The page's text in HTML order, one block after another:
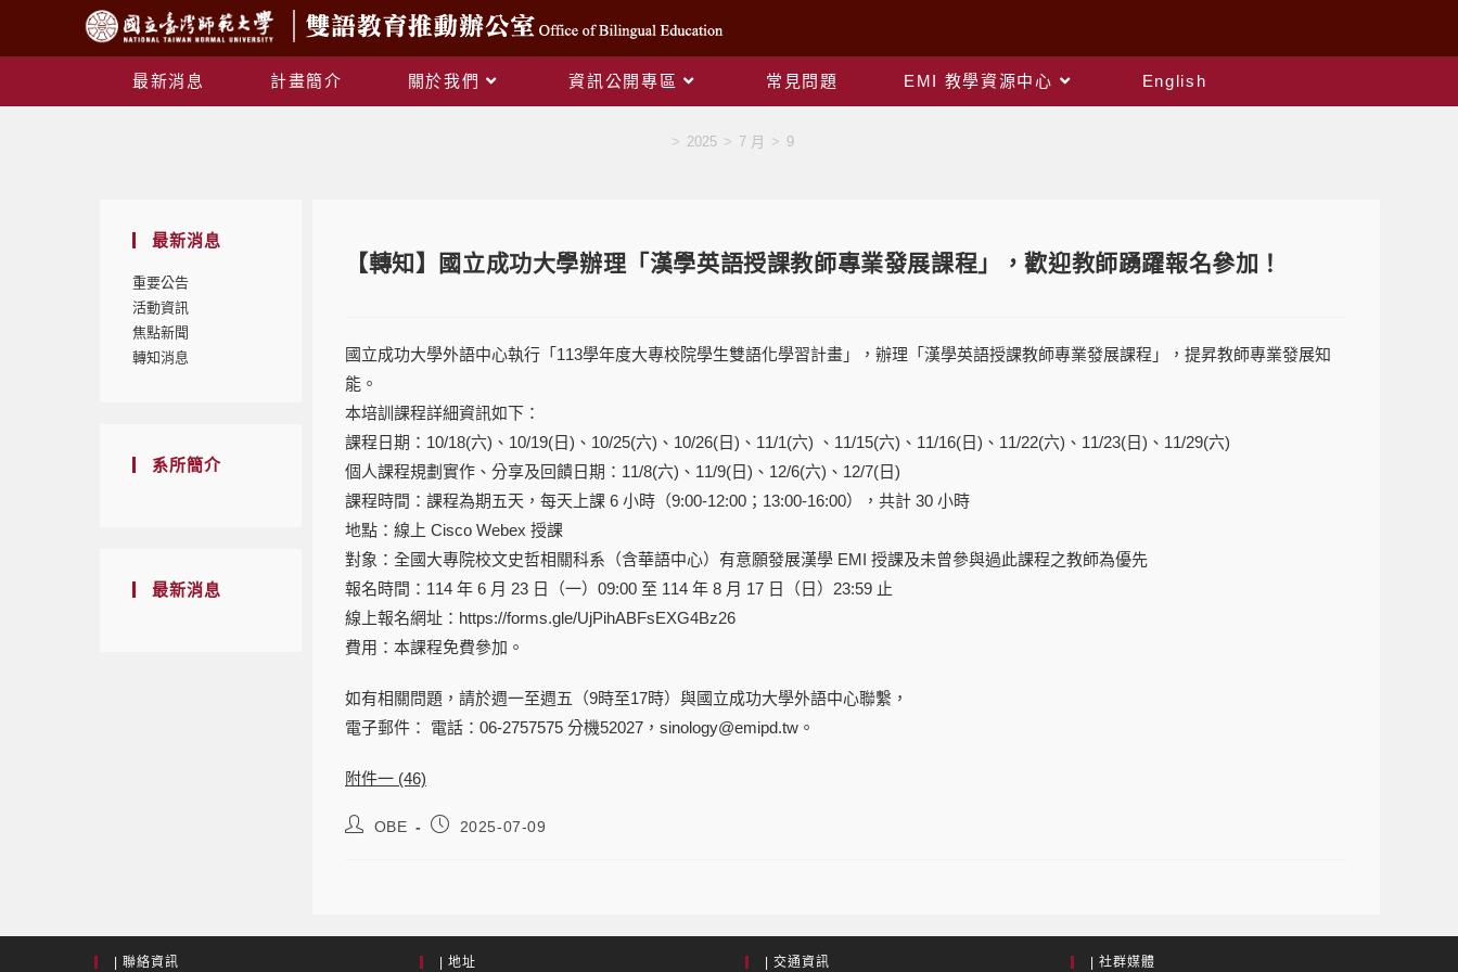
最新消息 計畫簡介 關於我們 資訊公開專區 常見問題 EMI 教學資源中心 English
> 2025 > 7 月 > 9
最新消息
重要公告
活動資訊
焦點新聞
轉知消息
系所簡介
最新消息
【轉知】國立成功大學辦理「漢學英語授課教師專業發展課程」，歡迎教師踴躍報名參加！
國立成功大學外語中心執行「113學年度大專校院學生雙語化學習計畫」，辦理「漢學英語授課教師專業發展課程」，提昇教師專業發展知
能。
本培訓課程詳細資訊如下：
課程日期：10/18(六)、10/19(日)、10/25(六)、10/26(日)、11/1(六) 、11/15(六)、11/16(日)、11/22(六)、11/23(日)、11/29(六)
個人課程規劃實作、分享及回饋日期：11/8(六)、11/9(日)、12/6(六)、12/7(日)
課程時間：課程為期五天，每天上課 6 小時（9:00-12:00；13:00-16:00），共計 30 小時
地點：線上 Cisco Webex 授課
對象：全國大專院校文史哲相關科系（含華語中心）有意願發展漢學 EMI 授課及未曾參與過此課程之教師為優先
報名時間：114 年 6 月 23 日（一）09:00 至 114 年 8 月 17 日（日）23:59 止
線上報名網址：https://forms.gle/UjPihABFsEXG4Bz26
費用：本課程免費參加。
如有相關問題，請於週一至週五（9時至17時）與國立成功大學外語中心聯繫，
電子郵件： 電話：06-2757575 分機52027，sinology@emipd.tw。
附件一 (46)
OBE 2025-07-09
| 聯絡資訊 | 地址 | 交通資訊 | 社群媒體